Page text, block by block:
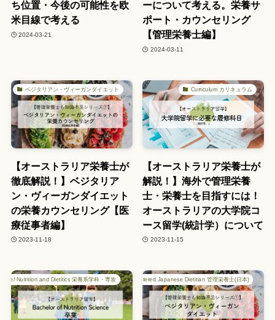
ち位置・今後の可能性を欧
米目線で考える
2024-03-21
ーについて考える。栄養サ
ポート・カウンセリング
【管理栄養士編】
2024-03-11
ベジタリアン・ヴィーガンダイエット
【オーストラリア栄養士が
徹底解説！】ベジタリア
ン・ヴィーガンダイエット
の栄養カウンセリング【医
療従事者編】
2023-11-18
Curriculum カリキュラム
【オーストラリア栄養士が
解説！】海外で管理栄養
士・栄養士を目指すには！
オーストラリアの大学院コ
ース留学(統計学）について
2023-11-15
Nutrition and Dietitics 栄養系学科・専攻 Registered Japanese Dietitian 管理栄養士(日本)